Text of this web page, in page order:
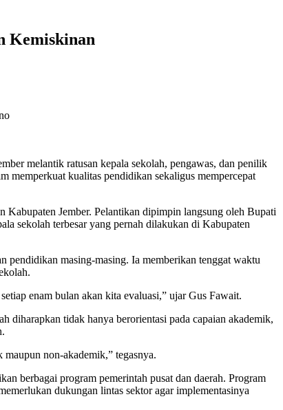
Kemiskinan
melantik ratusan kepala sekolah, pengawas, dan penilik
memperkuat kualitas pendidikan sekaligus mempercepat
Kabupaten Jember. Pelantikan dipimpin langsung oleh Bupati
sekolah terbesar yang pernah dilakukan di Kabupaten
pendidikan masing-masing. Ia memberikan tenggat waktu
enam bulan akan kita evaluasi,” ujar Gus Fawait.
diharapkan tidak hanya berorientasi pada capaian akademik,
non-akademik,” tegasnya.
berbagai program pemerintah pusat dan daerah. Program
dukungan lintas sektor agar implementasinya